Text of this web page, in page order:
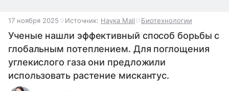
17 ноября 2025 Источник: Наука Mail Биотехнологии
Ученые нашли эффективный способ борьбы с
глобальным потеплением. Для поглощения
углекислого газа они предложили
использовать растение мискантус.